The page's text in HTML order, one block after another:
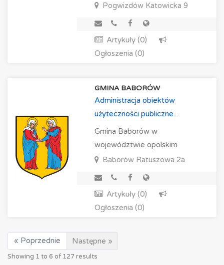
Pogwizdów Katowicka 9
Artykuły (0)
Ogłoszenia (0)
GMINA BABORÓW
Administracja obiektów
użyteczności publiczne...
Gmina Baborów w
województwie opolskim
Baborów Ratuszowa 2a
Artykuły (0)
Ogłoszenia (0)
« Poprzednie Następne »
Showing 1 to 6 of 127 results